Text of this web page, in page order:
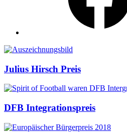
Auszeichnungen
Julius Hirsch Preis
DFB Integrationspreis